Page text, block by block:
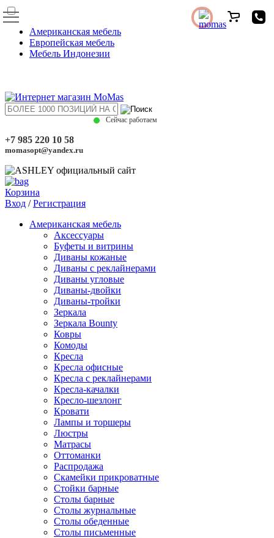
Американская мебель
Европейская мебель
Мебель Индонезии
Сейчас работаем
+7 985 220 10 58
momasopt@yandex.ru
Корзина
Вход /Регистрация
Американская мебель
Аксессуары
Буфеты и витрины
Диваны кожаные
Диваны с реклайнерами
Диваны угловые
Диваны-двойки
Диваны-тройки
Зеркала
Зеркала Bounty
Ковры
Комоды
Кресла
Кресла офисные
Кресла с реклайнерами
Кресла-качалки
Кресло-шезлонг
Кровати
Лампы и торшеры
Люстры
Матрасы
Оттоманки
Распродажа
Скамейки прикроватные
Стойки барные
Столы барные
Столы журнальные
Столы обеденные
Столы письменные